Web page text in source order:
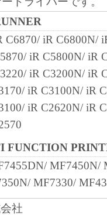
諾、譲渡、販売、
より、第三者に「
できません。
トウェア」の全部
、逆アセンブル、
ことはできません
はなりません。
る権原および所有
ヤノンのライセン
C6870/ iR C6800N/
iR C5800N/ iR
iR C3200N/ iR
iR C3100N/ iR
iR C2620N/ iR
FUNCTION
MF7450N/
MF7330/
社